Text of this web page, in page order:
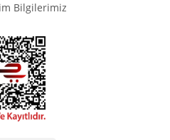
Bilgilerimiz